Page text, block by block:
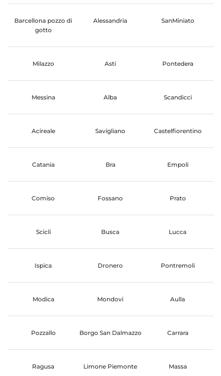
Barcellona pozzo di
gotto
Alessandria SanMiniato
Milazzo Asti Pontedera
Messina Alba Scandicci
Acireale Savigliano Castelfiorentino
Catania Bra Empoli
Comiso Fossano Prato
Scicli Busca Lucca
Ispica Dronero Pontremoli
Modica Mondovi Aulla
Pozzallo Borgo San Dalmazzo Carrara
Ragusa Limone Piemonte Massa